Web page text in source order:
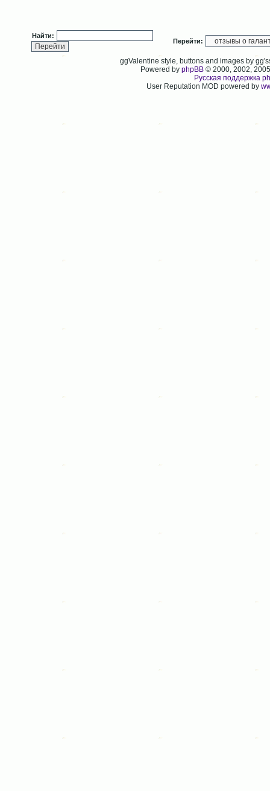
Найти:
Перейти:
ggValentine style, buttons and images by
Powered byphpBB © 2000, 2002,
Русская поддержка
User Reputation MOD powered by